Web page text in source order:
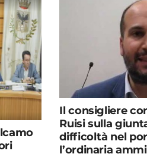
Il consigliere
Ruisi sulla
difficoltà nel
l’ordinaria